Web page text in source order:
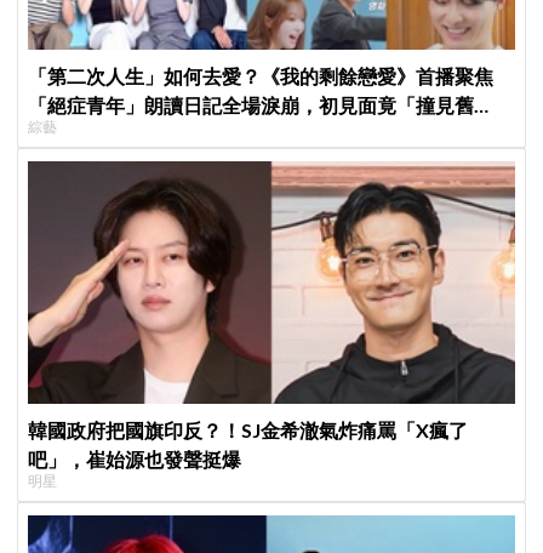
「第二次人生」如何去愛？《我的剩餘戀愛》首播聚焦
「絕症青年」朗讀日記全場淚崩，初見面竟「撞見舊
識」！
綜藝
韓國政府把國旗印反？！SJ金希澈氣炸痛罵「X瘋了
吧」，崔始源也發聲挺爆
明星